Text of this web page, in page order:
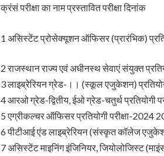
क्रंसं परीक्षा का नाम प्रस्तावित परीक्षा दिनांक
1 असिस्टेंट प्रोसेक्यूशन ऑफिसर (प्रारंभिक)
2 राजस्थान राज्य एवं अधीनस्थ सेवाएं संयुक्त
3 लाइब्रेरियन ग्रेड-।। (स्कूल एजुकेशन)
4 आरओ ग्रेड-द्वितीय, ईओ ग्रेड-चतुर्थ प्रतियोगी
5 एग्रीकल्चर ऑफिसर प्रतियोगी परीक्षा-2024
6 पीटीआई एंड लाइब्रेरियन (संस्कृत कॉलेज
7 असिस्टेंट माइनिंग इंजिनियर, जियोलोजिस्ट